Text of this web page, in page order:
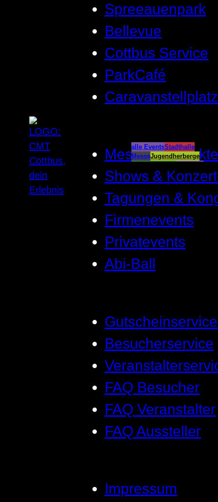
Spreeauenpark
Bellevue
Cottbus Service
ParkCafé
Caravanstellplatz
Messen & Märkte
Shows &
Tagungen &
Firmenevents
Privatevents
Abi-Ball
Gutscheinservice
Besucherservice
FAQ Besucher
FAQ Veranstalter
FAQ Aussteller
Impressum
alle EventsStadthalle
MesseJugendherberge
CottbusServiceParkCafé
Caravanstellplatz